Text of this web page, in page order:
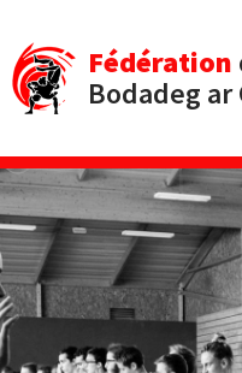
Fédération
Bodadeg ar